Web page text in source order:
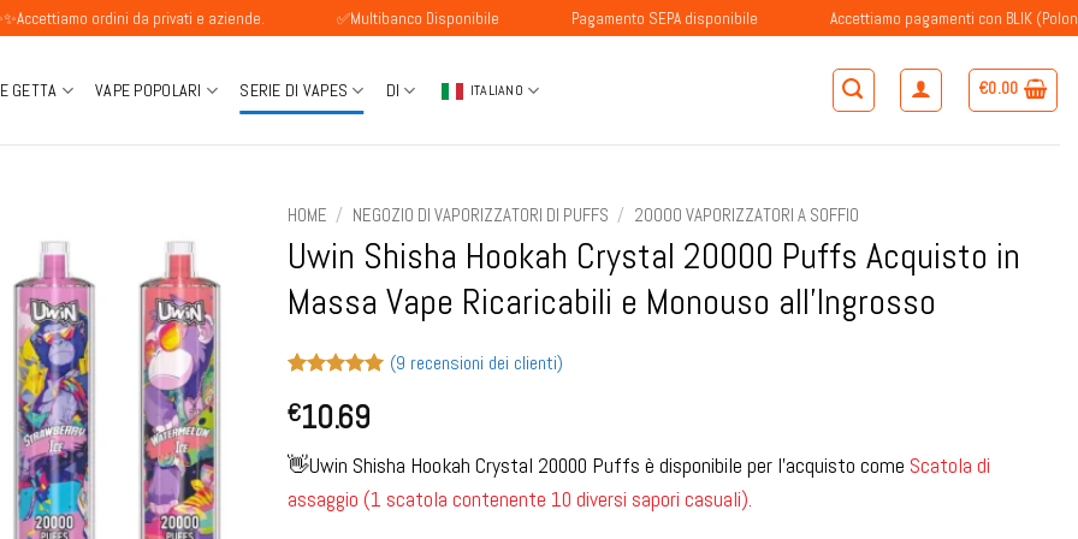
ordini da privati e aziende. ✅Multibanco Disponibile Pagamento SEPA disponibile Accettiamo pagamenti con BLIK (Polonia)
GETTA VAPE POPOLARI SERIE DI VAPES DI ITALIANO €0.00
HOME / NEGOZIO DI VAPORIZZATORI DI PUFFS / 20000 VAPORIZZATORI A SOFFIO
Uwin Shisha Hookah Crystal 20000 Puffs Acquisto in
Massa Vape Ricaricabili e Monouso all'Ingrosso
su 5 su
base di
recensioni
(9 recensioni dei clienti)
€10.69
👋Uwin Shisha Hookah Crystal 20000 Puffs è disponibile per l'acquisto come Scatola di
assaggio (1 scatola contenente 10 diversi sapori casuali).